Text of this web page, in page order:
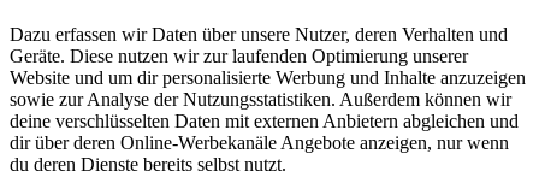
Dazu erfassen wir Daten über unsere Nutzer, deren Verhalten und
Geräte. Diese nutzen wir zur laufenden Optimierung unserer
Website und um dir personalisierte Werbung und Inhalte anzuzeigen
sowie zur Analyse der Nutzungsstatistiken. Außerdem können wir
deine verschlüsselten Daten mit externen Anbietern abgleichen und
dir über deren Online-Werbekanäle Angebote anzeigen, nur wenn
du deren Dienste bereits selbst nutzt.